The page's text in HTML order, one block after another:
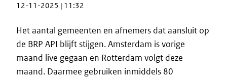
12-11-2025 | 11:32
Het aantal gemeenten en afnemers dat aansluit op
de BRP API blijft stijgen. Amsterdam is vorige
maand live gegaan en Rotterdam volgt deze
maand. Daarmee gebruiken inmiddels 80